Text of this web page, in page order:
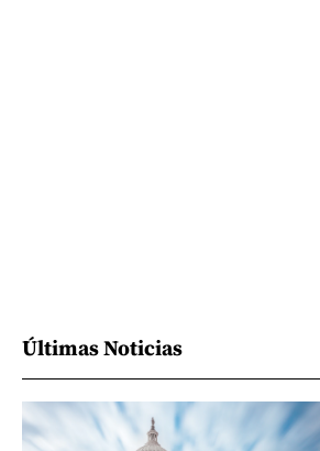
Últimas Noticias